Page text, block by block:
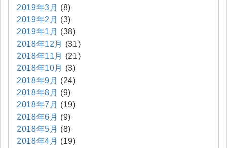
2019年3月 (8)
2019年2月 (3)
2019年1月 (38)
2018年12月
(31)
2018年11月
(21)
2018年10月
(3)
2018年9月 (24)
2018年8月 (9)
2018年7月 (19)
2018年6月 (9)
2018年5月 (8)
2018年4月 (19)